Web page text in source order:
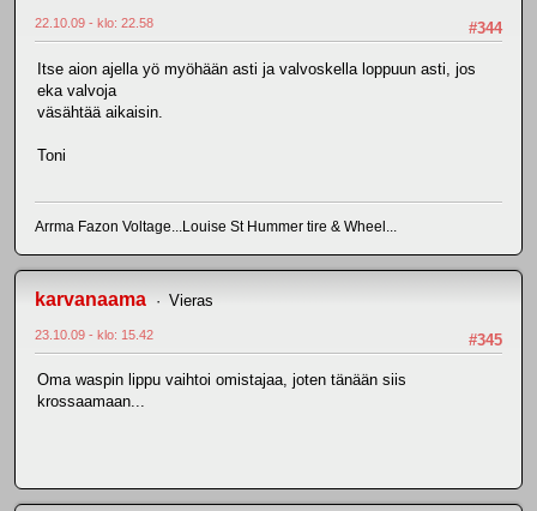
#344
22.10.09 - klo: 22.58
Itse aion ajella yö myöhään asti ja valvoskella loppuun asti, jos
eka valvoja
väsähtää aikaisin.
Toni
Arrma Fazon Voltage...Louise St Hummer tire & Wheel...
karvanaama Vieras
#345
23.10.09 - klo: 15.42
Oma waspin lippu vaihtoi omistajaa, joten tänään siis
krossaamaan...